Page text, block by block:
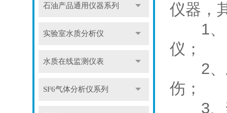
石油产品通用仪器系列
实验室水质分析仪
水质在线监测仪表
SF6气体分析仪系列
仪器，
1、当
仪；
2、应
伤；
3、禁